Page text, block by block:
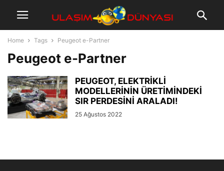
Home Tags Peugeot e-Partner
Peugeot e-Partner
PEUGEOT, ELEKTRİKLİ
MODELLERİNİN ÜRETİMİNDEKİ
SIR PERDESİNİ ARALADI!
25 Ağustos 2022